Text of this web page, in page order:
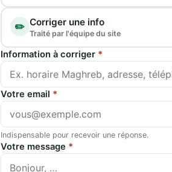
✏️ Corriger une info
Traité par l'équipe du site
Information à corriger *
Votre email *
Indispensable pour recevoir une réponse.
Votre message *